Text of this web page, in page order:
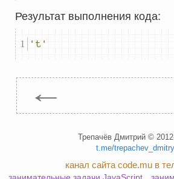
Результат выполнения кода:
't'
←
Трепачёв Дмитрий ©
t.me/trepachev_dmitry
канал сайта code.mu в